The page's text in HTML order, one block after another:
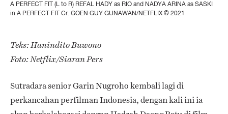
A PERFECT FIT (L to R) REFAL HADY as RIO and NADYA ARINA as SASKI
in A PERFECT FIT Cr. GOEN GUY GUNAWAN/NETFLIX © 2021
Teks: Hanindito Buwono
Foto: Netflix/Siaran Pers
Sutradara senior Garin Nugroho kembali lagi di
perkancahan perfilman Indonesia, dengan kali ini ia